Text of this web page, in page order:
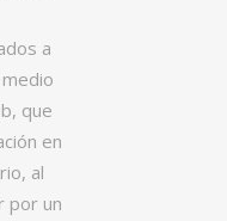
a
que
en
al
por un